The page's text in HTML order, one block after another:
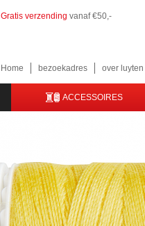
Gratis verzending vanaf €50,-
Home bezoekadres over
ACCESSOIRES